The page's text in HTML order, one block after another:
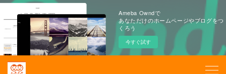
Ameba Owndで
あなただけのホームページやブログをつ
くろう
今すぐ試す